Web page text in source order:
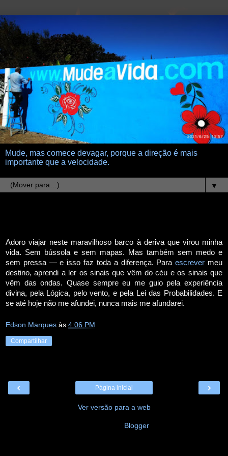
Mude, mas comece devagar, porque a direção é mais
importante que a velocidade.
▼
Adoro viajar neste maravilhoso barco à deriva que virou minha
vida. Sem bússola e sem mapas. Mas também sem medo e
sem pressa — e isso faz toda a diferença. Paraescrever meu
destino, aprendi a ler os sinais que vêm do céu e os sinais que
vêm das ondas. Quase sempre eu me guio pela experiência
divina, pela Lógica, pelo vento, e pela Lei das Probabilidades. E
se até hoje não me afundei, nunca mais me afundarei.
Edson Marques às 4:06 PM
Compartilhar
‹ ›
Página inicial
Ver versão para a web
Blogger.